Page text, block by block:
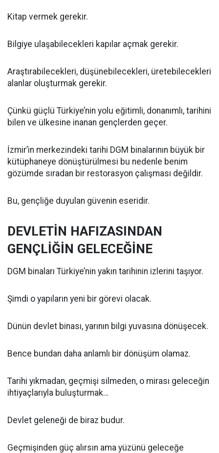
Kitap vermek gerekir.
Bilgiye ulaşabilecekleri kapılar açmak gerekir.
Araştırabilecekleri, düşünebilecekleri, üretebilecekleri
alanlar oluşturmak gerekir.
Çünkü güçlü Türkiye’nin yolu eğitimli, donanımlı, tarihini
bilen ve ülkesine inanan gençlerden geçer.
İzmir’in merkezindeki tarihi DGM binalarının büyük bir
kütüphaneye dönüştürülmesi bu nedenle benim
gözümde sıradan bir restorasyon çalışması değildir.
Bu, gençliğe duyulan güvenin eseridir.
DEVLETİN HAFIZASINDAN
GENÇLİĞİN GELECEĞİNE
DGM binaları Türkiye’nin yakın tarihinin izlerini taşıyor.
Şimdi o yapıların yeni bir görevi olacak.
Dünün devlet binası, yarının bilgi yuvasına dönüşecek.
Bence bundan daha anlamlı bir dönüşüm olamaz.
Tarihi yıkmadan, geçmişi silmeden, o mirası geleceğin
ihtiyaçlarıyla buluşturmak…
Devlet geleneği de biraz budur.
Geçmişinden güç alırsın ama yüzünü geleceğe